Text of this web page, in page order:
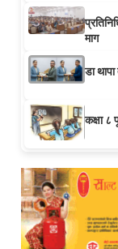
माग
डा
कक्षा ८